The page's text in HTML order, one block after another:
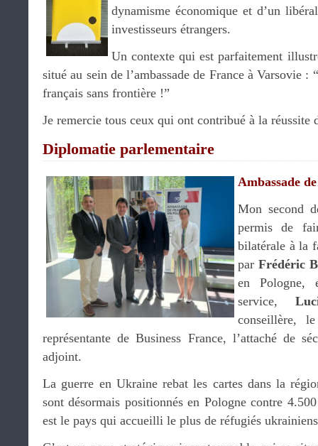
dynamisme économique et d’un
investisseurs étrangers.
Un contexte qui est parfaitement
situé au sein de l’ambassade de France à Varsovie :
français sans frontière !”
Je remercie tous ceux qui ont contribué à la réussite
Diplomatie parlementaire
Ambassade
Mon second
permis de
bilatérale à la
parFrédéric
en Pologne,
service,
conseillère,
représentante de Business France, l’attaché de
adjoint.
La guerre en Ukraine rebat les cartes dans la
sont désormais positionnés en Pologne contre
est le pays qui accueilli le plus de réfugiés